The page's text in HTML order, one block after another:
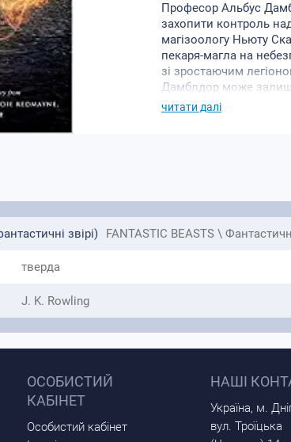
Професор Альбус
захопити контроль
магізоологу Ньюту
пекаря-магла на
зі зростаючим
Дамблдор може
читати далі
звірі) FANTASTIC BEASTS \
тверда
J. K. Rowling
ОСОБИСТИЙ
КАБІНЕТ
Особистий кабінет
НАШІ
Україна, м.
вул. Троїцька